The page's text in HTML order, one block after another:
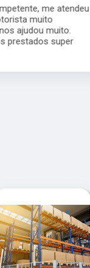
Tá sendo
experiência
desafiador,
equipe de
super